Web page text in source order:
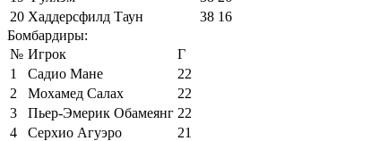
20 Хаддерсфилд Таун 38 16
Бомбардиры:
№ Игрок
Г
1
Садио Мане
22
2
Мохамед Салах
22
3
Пьер-Эмерик Обамеянг 22
4
Серхио Агуэро
21